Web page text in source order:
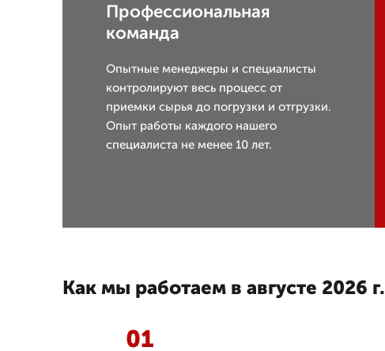
Профессиональная
команда
Опытные менеджеры и специалисты
контролируют весь процесс от
приемки сырья до погрузки и отгрузки.
Опыт работы каждого нашего
специалиста не менее 10 лет.
Как мы работаем в августе 2026 г.
01